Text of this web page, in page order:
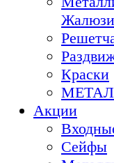
Жалюзи
Краски
Акции
Сейфы